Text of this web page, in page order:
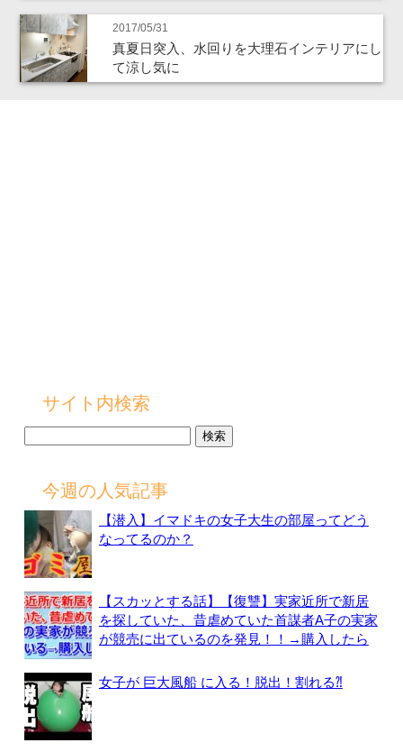
2017/05/31
真夏日突入、水回りを大理石インテリアにし
て涼し気に
サイト内検索
今週の人気記事
【潜入】イマドキの女子大生の部屋ってどう
なってるのか？
【スカッとする話】【復讐】実家近所で新居
を探していた、昔虐めていた首謀者A子の実家
が競売に出ているのを発見！！→購入したら
女子が 巨大風船 に入る！脱出！割れる⁈